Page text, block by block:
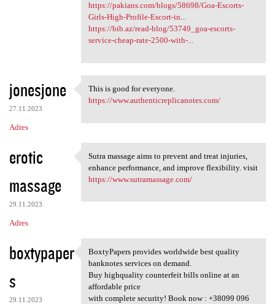
https://pakians.com/blogs/58698/Goa-Escorts-
Girls-High-Profile-Escort-in...
https://bib.az/read-blog/53749_goa-escorts-
service-cheap-rate-2500-with-...
jonesjone
27.11.2023
Adres
This is good for everyone.
This is good for everyone.
https://www.authenticreplicanotes.com/
erotic
massage
29.11.2023
Adres
Sutra massage aims to prevent
Sutra massage aims to prevent and treat injuries,
enhance performance, and improve flexibility. visit
https://www.sutramassage.com/
boxtypaper
s
29.11.2023
BoxtyPapers provides
BoxtyPapers provides worldwide best quality
banknotes services on demand.
Buy highquality counterfeit bills online at an
affordable price
with complete security! Book now : +38099 096